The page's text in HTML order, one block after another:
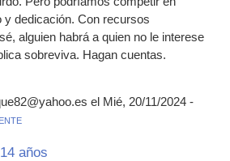
dedicación. Con recursos
alguien habrá a quien no le interese
sobreviva. Hagan cuentas.
el Mié, 20/11/2024 -
años